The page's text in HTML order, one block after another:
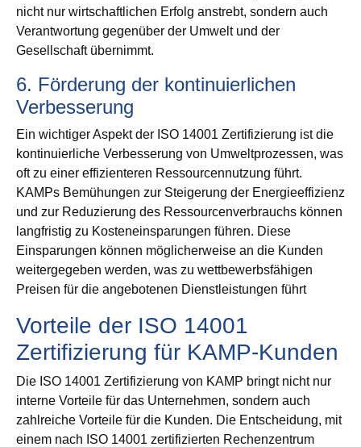
nicht nur wirtschaftlichen Erfolg anstrebt, sondern auch
Verantwortung gegenüber der Umwelt und der
Gesellschaft übernimmt.
6. Förderung der kontinuierlichen
Verbesserung
Ein wichtiger Aspekt der ISO 14001 Zertifizierung ist die
kontinuierliche Verbesserung von Umweltprozessen, was
oft zu einer effizienteren Ressourcennutzung führt.
KAMPs Bemühungen zur Steigerung der Energieeffizienz
und zur Reduzierung des Ressourcenverbrauchs können
langfristig zu Kosteneinsparungen führen. Diese
Einsparungen können möglicherweise an die Kunden
weitergegeben werden, was zu wettbewerbsfähigen
Preisen für die angebotenen Dienstleistungen führt
Vorteile der ISO 14001
Zertifizierung für KAMP-Kunden
Die ISO 14001 Zertifizierung von KAMP bringt nicht nur
interne Vorteile für das Unternehmen, sondern auch
zahlreiche Vorteile für die Kunden. Die Entscheidung, mit
einem nach ISO 14001 zertifizierten Rechenzentrum